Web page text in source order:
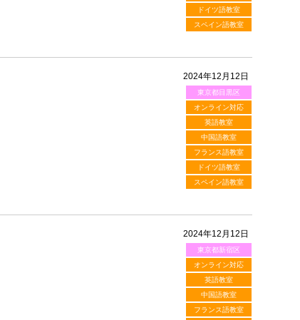
ドイツ語教室
スペイン語教室
2024年12月12日
東京都目黒区
オンライン対応
英語教室
中国語教室
フランス語教室
ドイツ語教室
スペイン語教室
2024年12月12日
東京都新宿区
オンライン対応
英語教室
中国語教室
フランス語教室